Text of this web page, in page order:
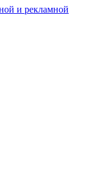
и рекламной